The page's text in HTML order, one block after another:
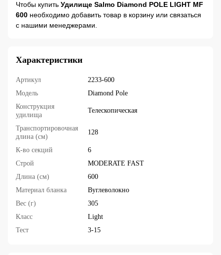
Чтобы купить Удилище Salmo Diamond POLE LIGHT MF
600 необходимо добавить товар в корзину или связаться
с нашими менеджерами.
Характеристики
Артикул
2233-600
Модель
Diamond Pole
Конструкция
удилища
Телескопическая
Транспортировочная
длина (см)
128
К-во секций
6
Строй
MODERATE FAST
Длина (см)
600
Материал бланка
Вуглеволокно
Вес (г)
305
Класс
Light
Тест
3-15